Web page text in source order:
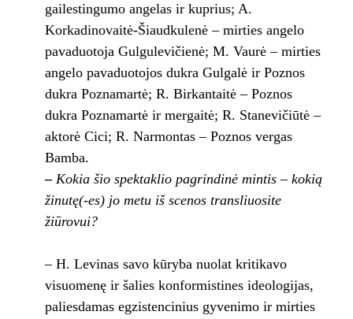
gailestingumo angelas ir kuprius; A.
Korkadinovaitė-Šiaudkulenė – mirties angelo
pavaduotoja Gulgulevičienė; M. Vaurė – mirties
angelo pavaduotojos dukra Gulgalė ir Poznos
dukra Poznamartė; R. Birkantaitė – Poznos
dukra Poznamartė ir mergaitė; R. Stanevičiūtė –
aktorė Cici; R. Narmontas – Poznos vergas
Bamba.
– Kokia šio spektaklio pagrindinė mintis – kokią
žinutę(-es) jo metu iš scenos transliuosite
žiūrovui?
– H. Levinas savo kūryba nuolat kritikavo
visuomenę ir šalies konformistines ideologijas,
paliesdamas egzistencinius gyvenimo ir mirties